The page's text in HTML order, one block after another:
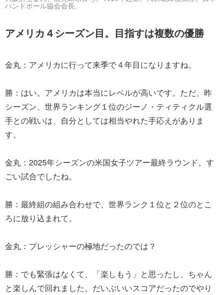
ハンドボール協会会長。
アメリカ４シーズン目。目指すは複数の優勝
金丸：アメリカに行って来季で４年目になりますね。
勝：はい。アメリカは本当にレベルが高いです。ただ、昨
シーズン、世界ランキング１位のジーノ・ティティクル選
手との戦いは、自分としては相当やれた手応えがありま
す。
金丸：2025年シーズンの米国女子ツアー最終ラウンド。す
ごい試合でしたね。
勝：最終組の組み合わせで、世界ランク１位と２位のとこ
ろに放り込まれて。
金丸：プレッシャーの極地だったのでは？
勝：でも緊張はなくて、「楽しもう」と思ったし、ちゃん
と楽しんで回れました。だいぶいいスコアだったのでやり